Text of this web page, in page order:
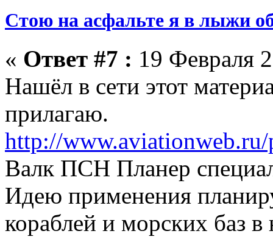
Стою на асфальте я в лыжи
« Ответ #7 : 19 Февраля
Нашёл в сети этот
прилагаю.
http://
Валк ПСН Планер
Идею применения
кораблей и морских баз в